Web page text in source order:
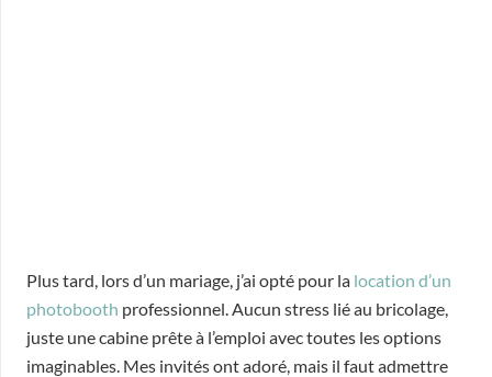
Plus tard, lors d’un mariage, j’ai opté pour la location d’un
photobooth professionnel. Aucun stress lié au bricolage,
juste une cabine prête à l’emploi avec toutes les options
imaginables. Mes invités ont adoré, mais il faut admettre